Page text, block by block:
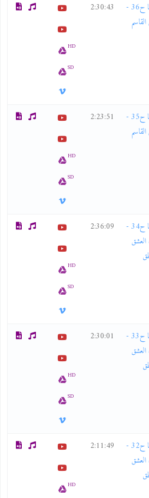
ويسألون عن الطفوف وأسرارها ح36 -
القاسم
2:30:43
HD
SD
ويسألون عن الطفوف وأسرارها ح35 -
القاسم
2:23:51
HD
SD
ويسألون عن الطفوف وأسرارها ح34 -
العشق
2:36:09
HD
SD
ويسألون عن الطفوف وأسرارها ح33 -
العشق
2:30:01
HD
SD
ويسألون عن الطفوف وأسرارها ح32 -
العشق
2:11:49
HD